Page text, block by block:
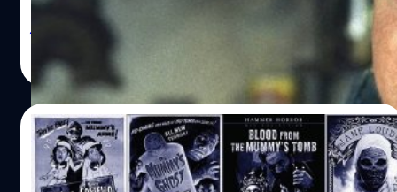
สูทน้ำหนัก 23 ถึง 136 กิโลกรัมระหว่างการถ่ายทำในแต่ละ
ฉาก ซึ่งตัวเฟรเซอร์เองก็มีข้อจำกัดด้านการเคลื่อนไหวจากชุด
จนต้องให้หลายคนช่วยพยุงให้เขายืนขึ้น นั่งลง…
กำกับของ ดาร์เรน อาโรนอฟสกี (Darren Aronofsky) บอกเล่า
เรื่องราวของครูสอนภาษาอังกฤษชื่อ ‘ชาร์ลี’ (แสดงโดยเฟร
เซอร์) ที่หวังจะแก้ไขความสัมพันธ์ของเขากับลูกสาววัย 17 ปี
หลังเขาเคยทิ้งครอบครัวเพื่อไปอยู่กับคนรักที่เป็นเกย์แทน เมื่อ
ปี 2021 เฟรเซอร์เคยพูดถึงบทบาทของตัวเองในภาพยนตร์
เรื่องนี้ว่า “มันจะเป็นเหมือนสิ่งที่คุณไม่เคยเห็นมาก่อน ‘ตู้
เสื้อผ้า และเครื่องแต่งกายก็ทั้งกว้าง ไร้รอยต่อ และดูยุ่งยาก’
นั่นคือทั้งหมดที่ผมสามารถบอกคุณได้ บทนี้ห่างไกลจากสิ่งที่
ผมเคยทำมาอย่างแน่นอน และผมมั่นใจมากว่ามันจะสร้าง
วิทวัส ปัญญาเลิศวุฒิ | 1474 days ago
Read More
05/06/2017
[งัดตู้]118 ปี มัมมี่บนจอภาพยนตร์ ก่อนจะมาถึง